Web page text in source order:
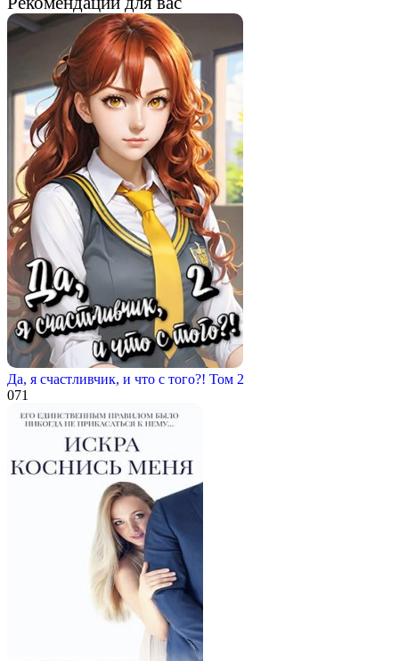
Да, я счастливчик, и что с того?! Том 2
071